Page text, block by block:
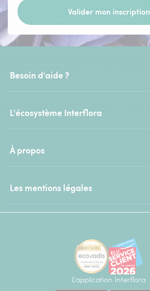
Valider mon inscription
Besoin d'aide ?
L'écosystème Interflora
À propos
Les mentions légales
L'application Interflora